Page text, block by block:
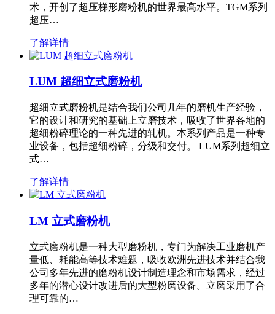
术，开创了超压梯形磨粉机的世界最高水平。TGM系列
超压…
了解详情
LUM 超细立式磨粉机
超细立式磨粉机是结合我们公司几年的磨机生产经验，
它的设计和研究的基础上立磨技术，吸收了世界各地的
超细粉碎理论的一种先进的轧机。本系列产品是一种专
业设备，包括超细粉碎，分级和交付。 LUM系列超细立
式…
了解详情
LM 立式磨粉机
立式磨粉机是一种大型磨粉机，专门为解决工业磨机产
量低、耗能高等技术难题，吸收欧洲先进技术并结合我
公司多年先进的磨粉机设计制造理念和市场需求，经过
多年的潜心设计改进后的大型粉磨设备。立磨采用了合
理可靠的…